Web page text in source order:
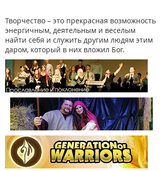
Творчество – это прекрасная возможность
энергичным, деятельным и веселым
найти себя и служить другим людям этим
даром, который в них вложил Бог.